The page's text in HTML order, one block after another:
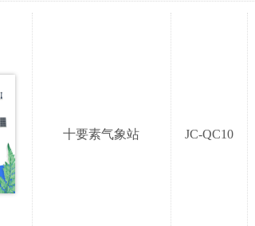
十要素气象站 JC-QC10